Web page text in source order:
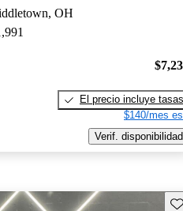
OH
El precio incluye tasas
$140/mes
Verif. disponibilidad